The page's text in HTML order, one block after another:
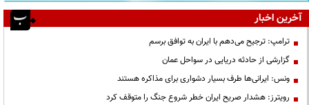
آخرین اخبار
ترامپ: ترجیح می‌دهم با ایران به توافق برسم
گزارشی از حادثه دریایی در سواحل عمان
ونس: ایرانی‌ها طرف بسیار دشواری برای مذاکره هستند
رویترز: هشدار صریح ایران خطر شروع جنگ را متوقف کرد